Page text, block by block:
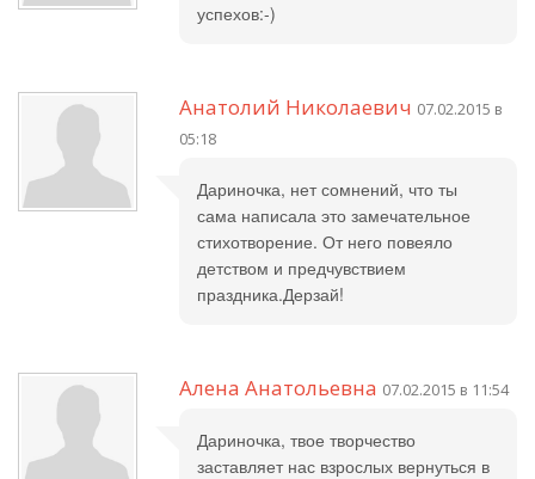
успехов:-)
Анатолий Николаевич 07.02.2015 в
05:18
Дариночка, нет сомнений, что ты
сама написала это замечательное
стихотворение. От него повеяло
детством и предчувствием
праздника.Дерзай!
Алена Анатольевна 07.02.2015 в 11:54
Дариночка, твое творчество
заставляет нас взрослых вернуться в